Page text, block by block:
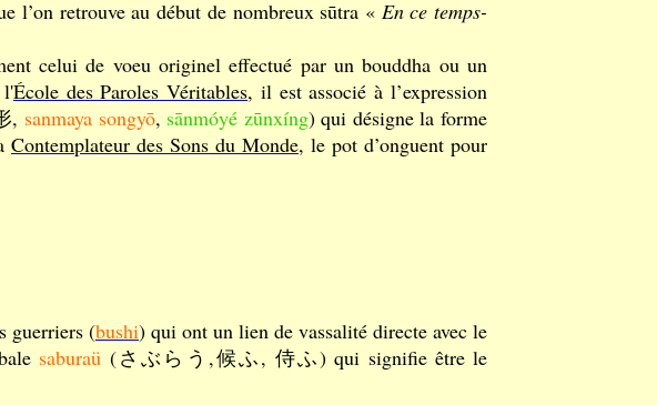
l’on retrouve au début de nombreux sūtra « En ce temps-
celui de voeu originel effectué par un bouddha ou un
l'École des Paroles Véritables, il est associé à l’expression
, sanmaya songyō, sānmóyé zūnxíng) qui désigne la forme
Contemplateur des Sons du Monde, le pot d’onguent pour
guerriers (bushi) qui ont un lien de vassalité directe avec le
saburaü (さぶらう,候ふ, 侍ふ) qui signifie être le